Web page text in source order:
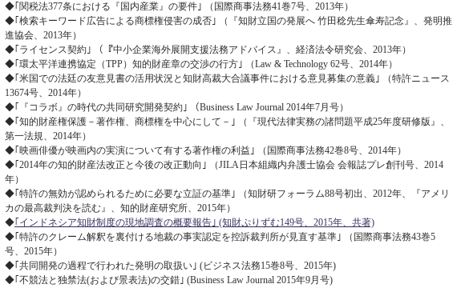
◆｢関税法377条における『国内産業』の要件｣ （国際商事法務41巻7号、2013年）
◆｢検索キーワード広告による商標権侵害の成否｣ （『知財立国の発展へ 竹田稔先生傘寿記念』、発明推
進協会、2013年）
◆｢ライセンス契約｣ （『中小企業海外展開支援法務アドバイス』、経済法令研究会、2013年）
◆｢環太平洋連携協定（TPP）知的財産章の交渉の行方｣ （Law & Technology 62号、2014年）
◆｢米国での法廷の友意見書の活用状況と知財高裁大合議事件における意見募集の意義｣ （特許ニュース
13674号、2014年）
◆｢『コラボ』の時代の共同研究開発契約｣ （Business Law Journal 2014年7月号）
◆｢知的財産権保護－著作権、商標権を中心にして－｣ （『現代法律実務の諸問題平成25年度研修版』、
第一法規、2014年）
◆｢映画俳優が映画内の実演について有する著作権の利益｣ （国際商事法務42巻8号、2014年）
◆｢2014年の知的財産法改正と今後の改正動向｣ （JILA日本組織内弁護士協会 会報誌プレ創刊号、2014
年）
◆｢特許の無効が認められるために必要な立証の基準｣ （知財研フォーラム88号初出、2012年、『アメリ
カの最高裁判決を読む』、知的財産研究所、2015年）
◆｢インドネシア知財制度の現地調査の概要報告｣ (知財ぷりずむ149号、2015年、共著)
◆｢特許のクレーム解釈を裏付ける地裁の事実認定を控訴裁判所が見直す基準｣ （国際商事法務43巻5
号、2015年）
◆｢共同開発の過程で行われた発明の取扱い｣ (ビジネス法務15巻8号、2015年)
◆｢不競法と独禁法(および景表法)の交錯｣ (Business Law Journal 2015年9月号)